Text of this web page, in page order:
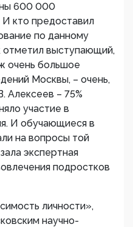
600 000
кто предоставил
по данному
отметил выступающий,
очень большое
Москвы, – очень,
Алексеев – 75%
участие в
И обучающиеся в
на вопросы той
экспертная
подростков
личности»,
научно-